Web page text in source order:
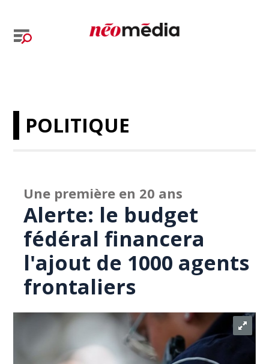
POLITIQUE
Une première en 20 ans
Alerte: le budget
fédéral financera
l'ajout de 1000 agents
frontaliers